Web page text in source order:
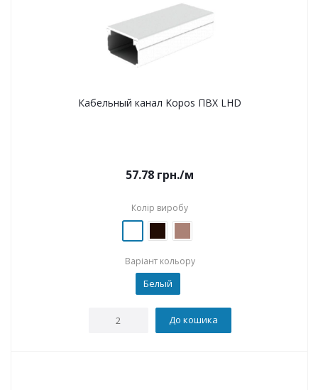
Кабельный канал Kopos ПВХ LHD
57.78 грн./м
Колір виробу
Варіант кольору
Белый
До кошика